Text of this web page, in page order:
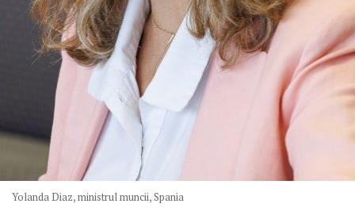
Yolanda Diaz, ministrul muncii, Spania